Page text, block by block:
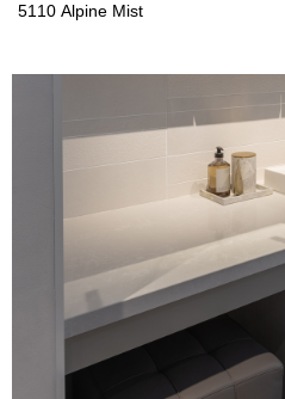
5110 Alpine Mist